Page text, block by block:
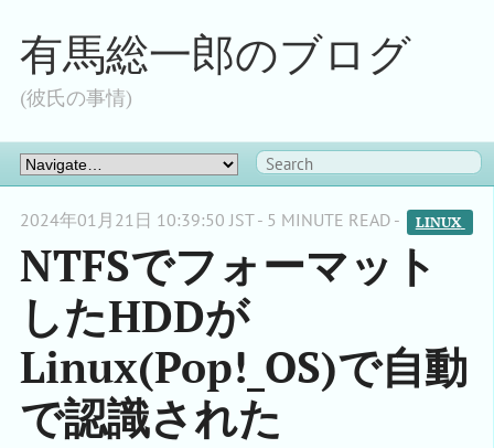
有馬総一郎のブログ
(彼氏の事情)
2024年01月21日 10:39:50 JST - 5 MINUTE READ - LINUX
NTFSでフォーマット
したHDDが
Linux(Pop!_OS)で自動
で認識された